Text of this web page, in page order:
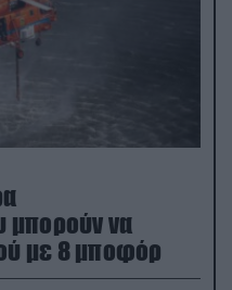
μπορούν να
με 8 μποφόρ